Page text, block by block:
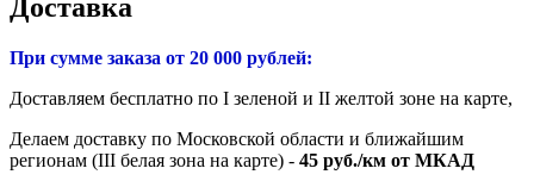
Доставка
При сумме заказа от 20 000 рублей:
Доставляем бесплатно по I зеленой и II желтой зоне на карте,
Делаем доставку по Московской области и ближайшим
регионам (III белая зона на карте) - 45 руб./км от МКАД